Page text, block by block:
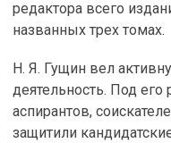
редактора всего
названных трех томах.
Н. Я. Гущин вел
деятельность. Под
аспирантов,
защитили